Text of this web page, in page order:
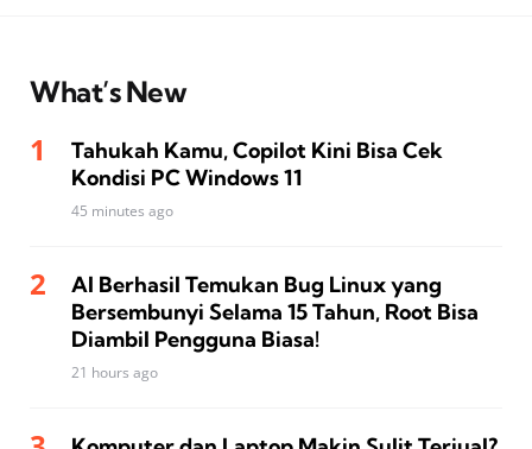
What’s New
Tahukah Kamu, Copilot Kini Bisa Cek
Kondisi PC Windows 11
45 minutes ago
AI Berhasil Temukan Bug Linux yang
Bersembunyi Selama 15 Tahun, Root Bisa
Diambil Pengguna Biasa!
21 hours ago